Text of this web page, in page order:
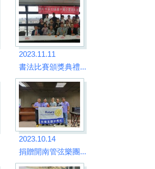
2023.11.11
書法比賽頒獎典禮...
2023.10.14
捐贈開南管弦樂團...